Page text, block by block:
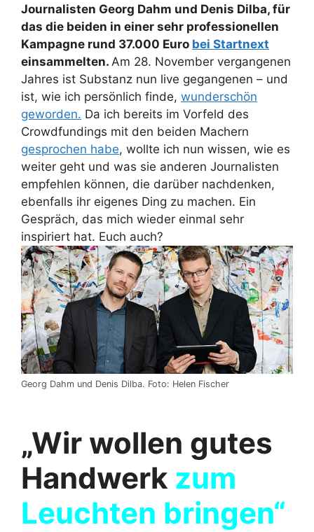
Journalisten Georg Dahm und Denis Dilba, für
das die beiden in einer sehr professionellen
Kampagne rund 37.000 Euro bei Startnext
einsammelten. Am 28. November vergangenen
Jahres ist Substanz nun live gegangenen – und
ist, wie ich persönlich finde, wunderschön
geworden. Da ich bereits im Vorfeld des
Crowdfundings mit den beiden Machern
gesprochen habe, wollte ich nun wissen, wie es
weiter geht und was sie anderen Journalisten
empfehlen können, die darüber nachdenken,
ebenfalls ihr eigenes Ding zu machen. Ein
Gespräch, das mich wieder einmal sehr
inspiriert hat. Euch auch?
Georg Dahm und Denis Dilba. Foto: Helen Fischer
„Wir wollen gutes
Handwerk zum
Leuchten bringen“